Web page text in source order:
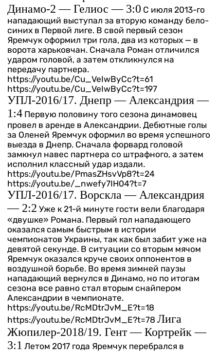
Динамо-2 — Гелиос — 3:0 С июля 2013-го
нападающий выступал за вторую команду бело-
синих в Первой лиге. В свой первый сезон
Яремчук оформил три гола, два из которых — в
ворота харьковчан. Сначала Роман отличился
ударом головой, а затем откликнулся на
передачу партнера.
https://youtu.be/Cu_VeIwByCc?t=61
https://youtu.be/Cu_VeIwByCc?t=197
УПЛ-2016/17. Днепр — Александрия —
1:4 Первую половину того сезона динамовец
провел в аренде в Александрии. Дебютные голы
за Оленей Яремчук оформил во время успешного
выезда в Днепр. Сначала форвард головой
замкнул навес партнера со штрафного, а затем
исполнил классный удар издали.
https://youtu.be/PmasZHsvVp8?t=24
https://youtu.be/_nwefy7IH04?t=7
УПЛ-2016/17. Ворскла — Александрия
— 2:2 Уже к 21-й минуте гости вели благодаря
«двушке» Романа. Первый гол нападающего
оказался самым быстрым в истории
чемпионатов Украины, так как был забит уже на
девятой секунде. В ситуации со вторым мячом
Яремчук оказался круче своих оппонентов в
воздушной борьбе. Во время зимней паузы
нападающий вернулся в Динамо, но по итогам
сезона все равно стал вторым снайпером
Александрии в чемпионате.
https://youtu.be/RcMDtrJvM_E?t=18
https://youtu.be/RcMDtrJvM_E?t=78 Лига
Жюпилер-2018/19. Гент — Кортрейк —
3:1 Летом 2017 года Яремчук перебрался в